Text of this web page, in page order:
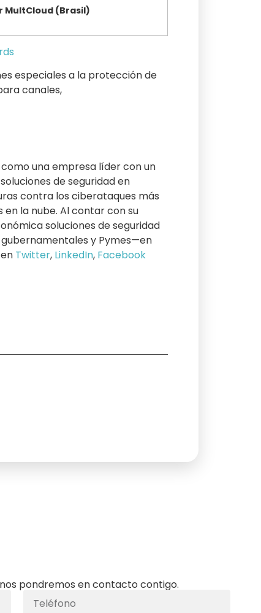
MultCloud (Brasil)
especiales a la protección de
canales,
una empresa líder con un
de seguridad en
contra los ciberataques más
en la nube. Al contar con su
soluciones de seguridad
y Pymes—en
Twitter, LinkedIn, Facebook
pondremos en contacto contigo.